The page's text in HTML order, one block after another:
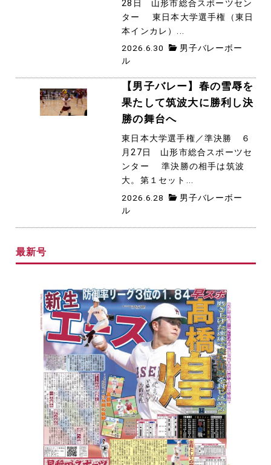
28日 山形市総合スポーツセン
ター 東日本大学選手権（東日
本インカレ）...
2026.6.30
男子バレーボー
ル
【男子バレー】春の雪辱を
果たして筑波大に勝利し決
勝の舞台へ
東日本大学選手権／準決勝 ６
月27日 山形市総合スポーツセ
ンター 準決勝の相手は筑波
大。第１セット...
2026.6.28
男子バレーボー
ル
最新号